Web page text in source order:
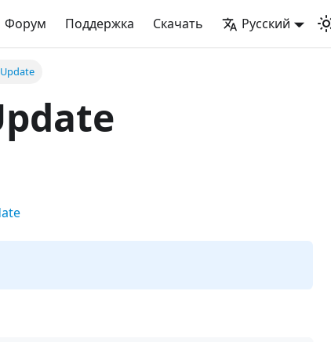
Форум Поддержка Скачать Русский